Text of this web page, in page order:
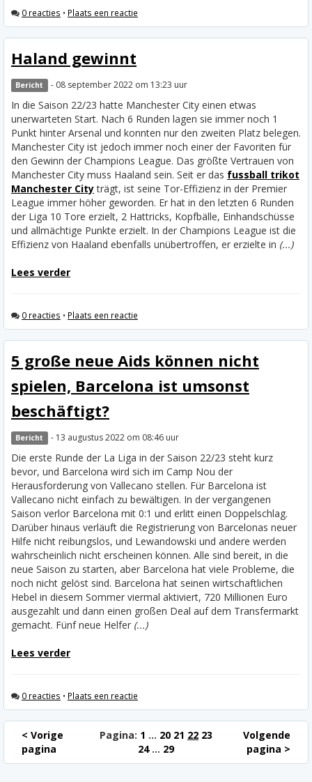
0 reacties • Plaats een reactie
Haland gewinnt
Bericht - 08 september 2022 om 13:23 uur
In die Saison 22/23 hatte Manchester City einen etwas
unerwarteten Start. Nach 6 Runden lagen sie immer noch 1
Punkt hinter Arsenal und konnten nur den zweiten Platz belegen.
Manchester City ist jedoch immer noch einer der Favoriten für
den Gewinn der Champions League. Das größte Vertrauen von
Manchester City muss Haaland sein. Seit er das fussball trikot
Manchester Cityträgt, ist seine Tor-Effizienz in der Premier
League immer höher geworden. Er hat in den letzten 6 Runden
der Liga 10 Tore erzielt, 2 Hattricks, Kopfbälle, Einhandschüsse
und allmächtige Punkte erzielt. In der Champions League ist die
Effizienz von Haaland ebenfalls unübertroffen, er erzielte in (...)
Lees verder
0 reacties • Plaats een reactie
5 große neue Aids können nicht
spielen, Barcelona ist umsonst
beschäftigt?
Bericht - 13 augustus 2022 om 08:46 uur
Die erste Runde der La Liga in der Saison 22/23 steht kurz
bevor, und Barcelona wird sich im Camp Nou der
Herausforderung von Vallecano stellen. Für Barcelona ist
Vallecano nicht einfach zu bewältigen. In der vergangenen
Saison verlor Barcelona mit 0:1 und erlitt einen Doppelschlag.
Darüber hinaus verläuft die Registrierung von Barcelonas neuer
Hilfe nicht reibungslos, und Lewandowski und andere werden
wahrscheinlich nicht erscheinen können. Alle sind bereit, in die
neue Saison zu starten, aber Barcelona hat viele Probleme, die
noch nicht gelöst sind. Barcelona hat seinen wirtschaftlichen
Hebel in diesem Sommer viermal aktiviert, 720 Millionen Euro
ausgezahlt und dann einen großen Deal auf dem Transfermarkt
gemacht. Fünf neue Helfer (...)
Lees verder
0 reacties • Plaats een reactie
< Vorige
pagina
Pagina: 1 ... 20 21 22 23
24... 29
Volgende
pagina >